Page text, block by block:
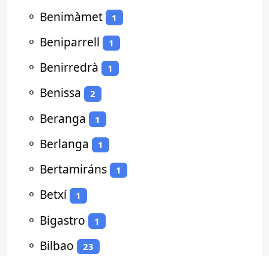
⚬ Benimàmet 1
⚬ Beniparrell 1
⚬ Benirredrà 1
⚬ Benissa 2
⚬ Beranga 1
⚬ Berlanga 1
⚬ Bertamiráns 1
⚬ Betxí 1
⚬ Bigastro 1
⚬ Bilbao 23